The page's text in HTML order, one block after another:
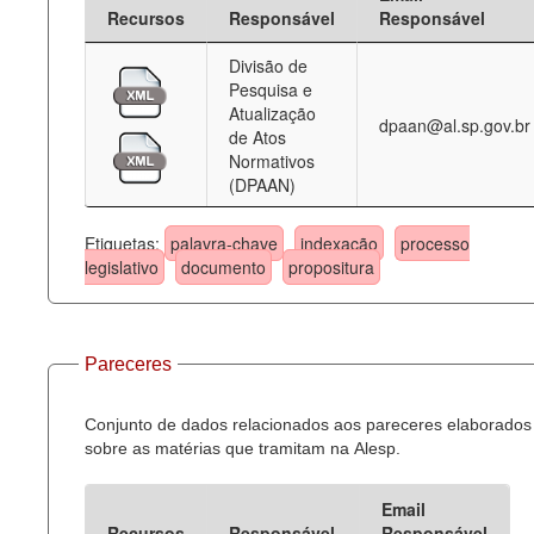
Recursos Responsável
Responsável
Divisão de
Pesquisa e
Atualização
de Atos
Normativos
(DPAAN)
dpaan@al.sp.gov.br
Etiquetas: palavra-chave indexação
processo
legislativo
documento propositura
Pareceres
Conjunto de dados relacionados aos pareceres elaborados
sobre as matérias que tramitam na Alesp.
Email